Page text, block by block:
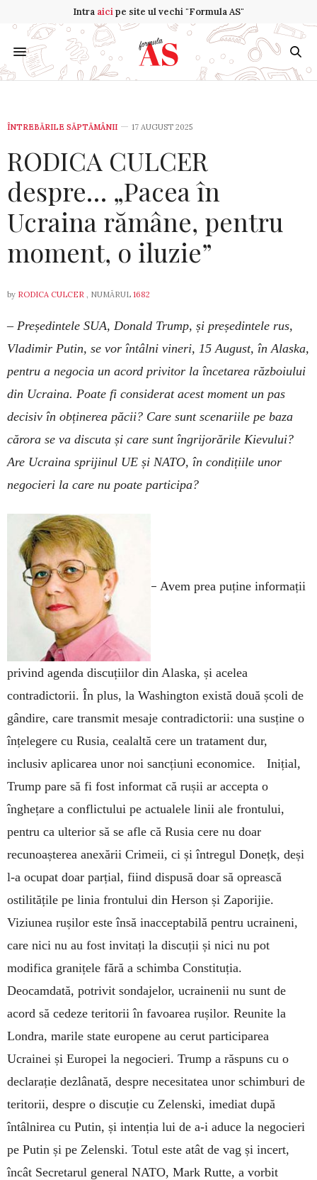
Intra aicipe site ul vechi "Formula AS"
ÎNTREBĂRILE SĂPTĂMÂNII 17 AUGUST 2025
RODICA CULCER
despre… „Pacea în
Ucraina rămâne, pentru
moment, o iluzie”
by RODICA CULCER , NUMĂRUL 1682
– Președintele SUA, Donald Trump, și președintele rus,
Vladimir Putin, se vor întâlni vineri, 15 August, în Alaska,
pentru a negocia un acord privitor la încetarea războiului
din Ucraina. Poate fi considerat acest moment un pas
decisiv în obținerea păcii? Care sunt scenariile pe baza
cărora se va discuta și care sunt îngrijorările Kievului?
Are Ucraina sprijinul UE și NATO, în condițiile unor
negocieri la care nu poate participa?
– Avem prea puține informații
privind agenda discuțiilor din Alaska, și acelea
contradictorii. În plus, la Washington există două școli de
gândire, care transmit mesaje contradictorii: una susține o
înțelegere cu Rusia, cealaltă cere un tratament dur,
inclusiv aplicarea unor noi sancțiuni economice. Inițial,
Trump pare să fi fost informat că rușii ar accepta o
înghețare a conflictului pe actualele linii ale frontului,
pentru ca ulterior să se afle că Rusia cere nu doar
recunoașterea anexării Crimeii, ci și întregul Donețk, deși
l-a ocupat doar parțial, fiind dispusă doar să oprească
ostilitățile pe linia frontului din Herson și Zaporijie.
Viziunea rușilor este însă inacceptabilă pentru ucraineni,
care nici nu au fost invitați la discuții și nici nu pot
modifica granițele fără a schimba Constituția.
Deocamdată, potrivit sondajelor, ucrainenii nu sunt de
acord să cedeze teritorii în favoarea rușilor. Reunite la
Londra, marile state europene au cerut participarea
Ucrainei și Europei la negocieri. Trump a răspuns cu o
declarație dezlânată, despre necesitatea unor schimburi de
teritorii, despre o discuție cu Zelenski, imediat după
întâlnirea cu Putin, și intenția lui de a-i aduce la negocieri
pe Putin și pe Zelenski. Totul este atât de vag și incert,
încât Secretarul general NATO, Mark Rutte, a vorbit